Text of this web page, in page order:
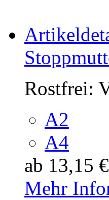
Rostfrei:
A2
A4
ab 13,15 €
Mehr